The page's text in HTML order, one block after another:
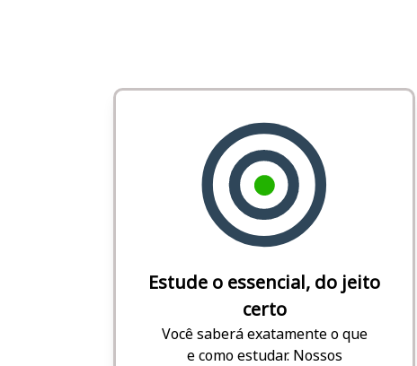
Estude o essencial, do jeito
certo
Você saberá exatamente o que
e como estudar. Nossos